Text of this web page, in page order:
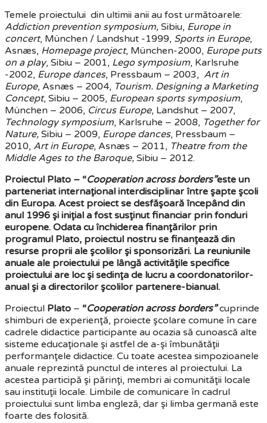
Temele proiectului din ultimii anii au fost următoarele:
Addiction prevention symposium, Sibiu, Europe in
concert, München / Landshut -1999, Sports in Europe,
Asnæs, Homepage project, München-2000, Europe puts
on a play, Sibiu – 2001, Lego symposium, Karlsruhe
-2002, Europe dances, Pressbaum – 2003, Art in
Europe, Asnæs – 2004, Tourism. Designing a Marketing
Concept, Sibiu – 2005, European sports symposium,
München – 2006, Circus Europe, Landshut – 2007,
Technology symposium, Karlsruhe – 2008, Together for
Nature, Sibiu – 2009, Europe dances, Pressbaum –
2010, Art in Europe, Asnæs – 2011, Theatre from the
Middle Ages to the Baroque, Sibiu – 2012.
Proiectul Plato – “Cooperation across borders”este un
parteneriat internaţional interdisciplinar între şapte şcoli
din Europa. Acest proiect se desfăşoară începând din
anul 1996 şi iniţial a fost susţinut financiar prin fonduri
europene. Odata cu închiderea finanţărilor prin
programul Plato, proiectul nostru se finanţează din
resurse proprii ale şcolilor şi sponsorizări. La reuniunile
anuale ale proiectului pe lângă activităţile specifice
proiectului are loc şi sedinţa de lucru a coordonatorilor-
anual şi a directorilor şcolilor partenere-bianual.
Proiectul Plato – “Cooperation across borders” cuprinde
shimburi de experienţă, proiecte şcolare comune în care
cadrele didactice participante au ocazia să cunoască alte
sisteme educaţionale şi astfel de a-şi îmbunătăţii
performanţele didactice. Cu toate acestea simpozioanele
anuale reprezintă punctul de interes al proiectului. La
acestea participă şi părinţi, membri ai comunităţii locale
sau instituţii locale. Limbile de comunicare în cadrul
proiectului sunt limba engleză, dar şi limba germană este
foarte des folosită.